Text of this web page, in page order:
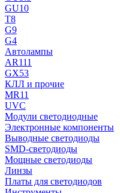
GU10
T8
G9
G4
Автолампы
AR111
GX53
КЛЛ и прочие
MR11
UVC
Модули светодиодные
Электронные компоненты
Выводные светодиоды
SMD-светодиоды
Мощные светодиоды
Линзы
Платы для светодиодов